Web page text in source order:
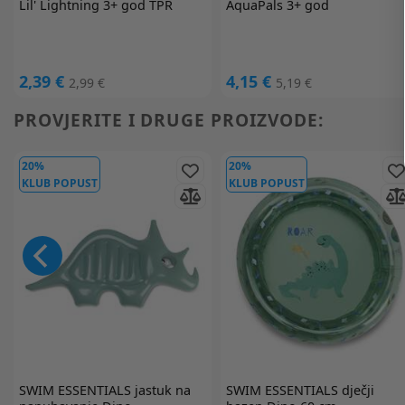
Lil' Lightning 3+ god TPR
2,39 € 2,99 €
AquaPals 3+ god
4,15 € 5,19 €
PROVJERITE I DRUGE PROIZVODE:
20%
KLUB POPUST
SWIM ESSENTIALS jastuk na
20%
KLUB POPUST
SWIM ESSENTIALS dječji